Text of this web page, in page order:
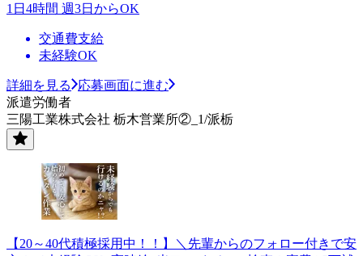
1日4時間 週3日からOK
交通費支給
未経験OK
詳細を見る
応募画面に進む
派遣労働者
三陽工業株式会社 栃木営業所②_1/派栃
【20～40代積極採用中！！】＼先輩からのフォロー付きで安